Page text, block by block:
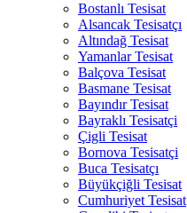
Bostanlı Tesisat
Alsancak Tesisatçı
Altındağ Tesisat
Yamanlar Tesisat
Balçova Tesisat
Basmane Tesisat
Bayındır Tesisat
Bayraklı Tesisatçi
Çigli Tesisat
Bornova Tesisatçi
Buca Tesisatçı
Büyükçiğli Tesisat
Cumhuriyet Tesisat